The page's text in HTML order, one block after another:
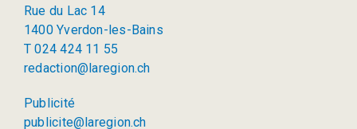
Rue du Lac 14
1400 Yverdon-les-Bains
T 024 424 11 55
redaction@laregion.ch
Publicité
publicite@laregion.ch